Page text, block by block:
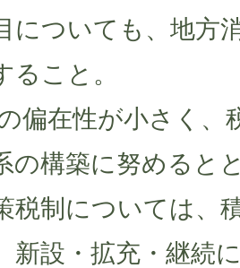
についても、地方
ること。
偏在性が小さく、
の構築に努めると
税制については、
新設・拡充・継続